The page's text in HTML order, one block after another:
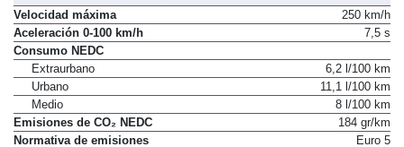
Prestaciones y consumos homologados
Velocidad máxima
250 km/h
Aceleración 0-100 km/h
Consumo NEDC
Extraurbano
6,2 l/100 km
Urbano
11,1 l/100 km
Medio
8 l/100 km
Emisiones de CO₂ NEDC
184 gr/km